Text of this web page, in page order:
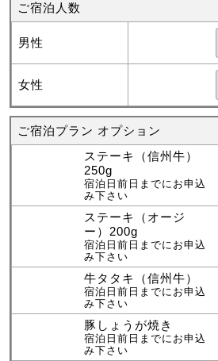
ご宿泊人数
男性
女性
ご宿泊プラン オプション
ステーキ（信州牛）
250g
宿泊日前日までにお申込
み下さい
ステーキ（オージ
ー）200g
宿泊日前日までにお申込
み下さい
牛タタキ（信州牛）
宿泊日前日までにお申込
み下さい
豚しょうが焼き
宿泊日前日までにお申込
み下さい